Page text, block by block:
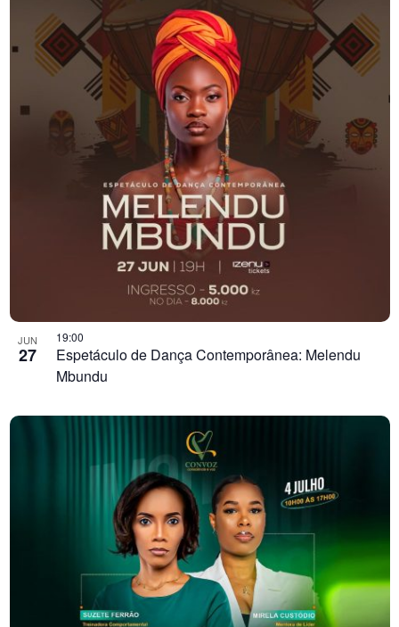
JUN
27
19:00
Espetáculo de Dança Contemporânea: Melendu
Mbundu